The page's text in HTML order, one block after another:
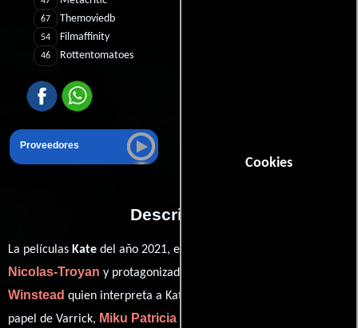
Cookies
67 Themoviedb
54 Filmaffinity
46 Rottentomatoes
Proveedores
Descripción
La películas Kate del año 2021, está dirigida por
Nicolas-Troyan y protagonizada por
Winstead quien interpreta a Kate,
papel de Varrick, Miku Patricia Martineau